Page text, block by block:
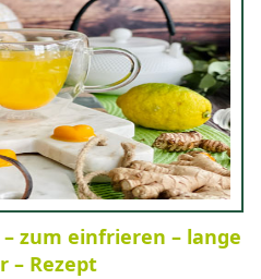
zum einfrieren – lange
– Rezept